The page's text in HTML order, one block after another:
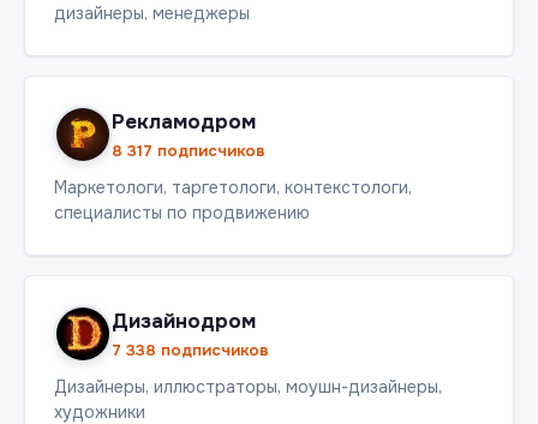
дизайнеры, менеджеры
Рекламодром
8 317 подписчиков
Маркетологи, таргетологи, контекстологи,
специалисты по продвижению
Дизайнодром
7 338 подписчиков
Дизайнеры, иллюстраторы, моушн-дизайнеры,
художники